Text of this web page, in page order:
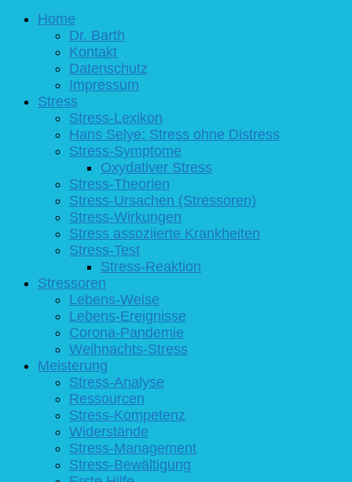
Home
Dr. Barth
Kontakt
Datenschutz
Impressum
Stress
Stress-Lexikon
Hans Selye: Stress ohne Distress
Stress-Symptome
Oxydativer Stress
Stress-Theorien
Stress-Ursachen (Stressoren)
Stress-Wirkungen
Stress assoziierte Krankheiten
Stress-Test
Stress-Reaktion
Stressoren
Lebens-Weise
Lebens-Ereignisse
Corona-Pandemie
Weihnachts-Stress
Meisterung
Stress-Analyse
Ressourcen
Stress-Kompetenz
Widerstände
Stress-Management
Stress-Bewältigung